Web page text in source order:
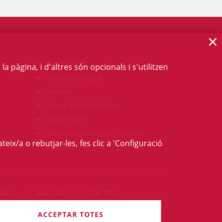
Talent ICAB
catalana
són reservats.
pàgina, i d'altres són opcionals i s'utilitzen
a o rebutjar-les, fes clic a 'Configuració
ACCEPTAR TOTES
×